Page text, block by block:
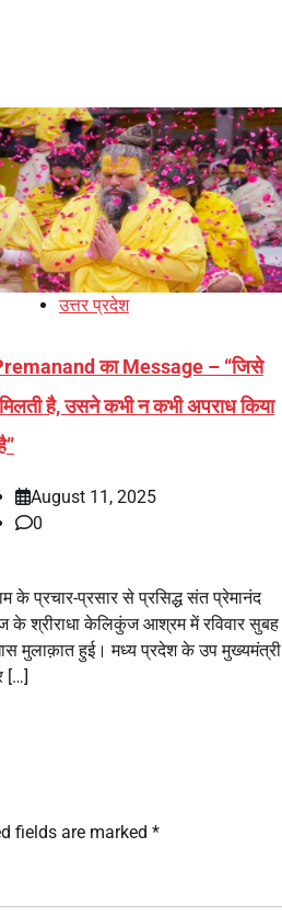
उत्तर प्रदेश
का Message – “जिसे
है, उसने कभी न कभी अपराध किया
August 11, 2025
0
के प्रचार-प्रसार से प्रसिद्ध संत प्रेमानंद
के श्रीराधा केलिकुंज आश्रम में रविवार सुबह
मुलाक़ात हुई। मध्य प्रदेश के उप मुख्यमंत्री
[…]
fields are marked *